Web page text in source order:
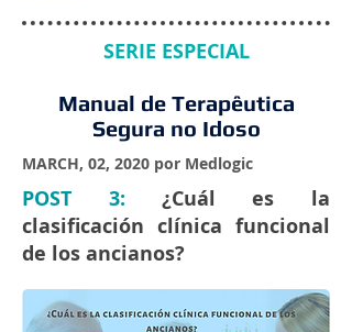
SERIE ESPECIAL
Manual de Terapêutica
Segura no Idoso
MARCH, 02, 2020 por Medlogic
POST 3:
¿Cuál es la
clasificación clínica funcional
de los ancianos?